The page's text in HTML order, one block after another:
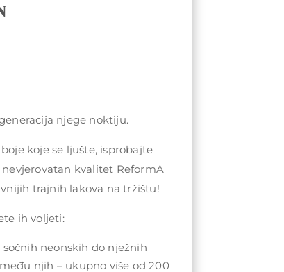
njege noktiju.
koje se ljušte, isprobajte
kvalitet ReformA
trajnih lakova na tržištu!
ih voljeti:
neonskih do nježnih
njih – ukupno više od 200